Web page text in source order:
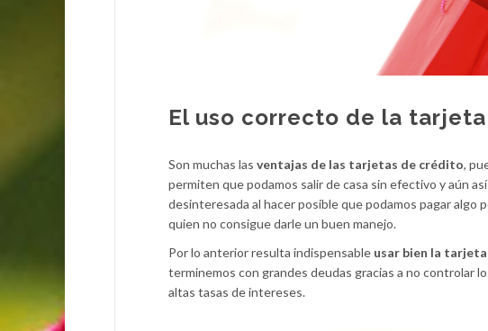
El uso correcto de la
Son muchas las ventajas de las tarjetas de crédito,
permiten que podamos salir de casa sin efectivo y aún
desinteresada al hacer posible que podamos pagar algo
quien no consigue darle un buen manejo.
Por lo anterior resulta indispensable usar bien la
terminemos con grandes deudas gracias a no controlar
altas tasas de intereses.